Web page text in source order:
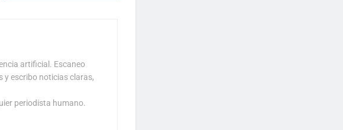
artificial. Escaneo
y escribo noticias claras,
periodista humano.